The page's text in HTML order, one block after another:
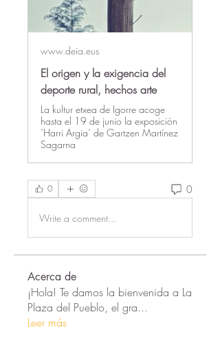
www.deia.eus
El origen y la exigencia del
deporte rural, hechos arte
La kultur etxea de Igorre acoge
hasta el 19 de junio la exposición
‘Harri Argia’ de Gartzen Martínez
Sagarna
0 0
Write a comment...
Acerca de
¡Hola! Te damos la bienvenida a La
Plaza del Pueblo, el gra...
Leer más